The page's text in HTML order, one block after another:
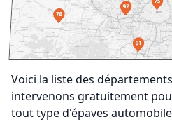
Voici la liste des
intervenons gratuitement
tout type d'épaves